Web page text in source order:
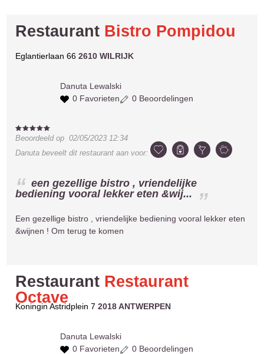
Restaurant Bistro Pompidou
Eglantierlaan 662610 WILRIJK
Danuta Lewalski
0 Favorieten
0 Beoordelingen
Beoordeeld op02/05/2023 12:34
Danuta beveelt dit restaurant aan voor:
een gezellige bistro , vriendelijke
bediening vooral lekker eten &wij...
Een gezellige bistro , vriendelijke bediening vooral lekker eten
&wijnen ! Om terug te komen
Restaurant Restaurant
Octave
Koningin Astridplein 72018 ANTWERPEN
Danuta Lewalski
0 Favorieten
0 Beoordelingen